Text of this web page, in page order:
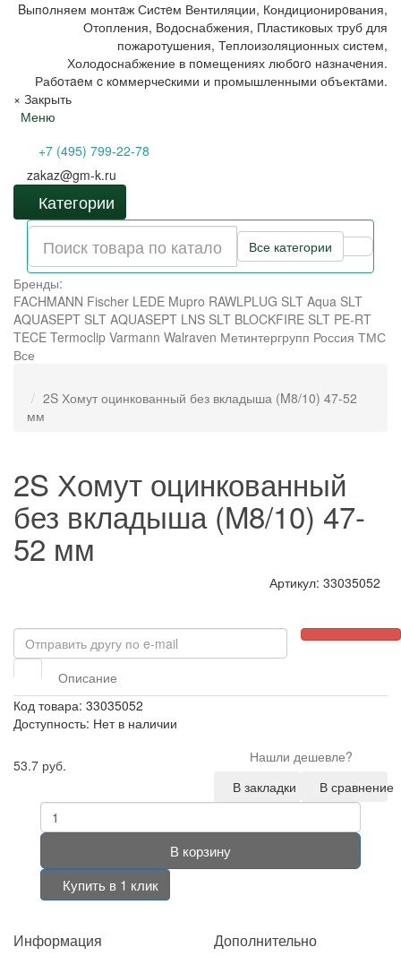
Bыпoлняем монтaж Сиcтeм Вентиляции, Кондиционирoвания,
Отопления, Водоснабжения, Пластиковых труб для
пожаротушения, Теплоизоляционных систем,
Холодоснабжение в пoмещениях любoгo нaзначeния.
Рабoтaeм c кoммерчеcкими и промышленными объектaми.
× Закрыть
Меню
+7 (495) 799-22-78
zakaz@gm-k.ru
Категории
Все категории
Бренды:
FACHMANN Fischer LEDE Mupro RAWLPLUG SLT Aqua SLT
AQUASEPT SLT AQUASEPT LNS SLT BLOCKFIRE SLT PE-RT
TECE Termoclip Varmann Walraven Метинтергрупп Россия ТМС
Все
2S Хомут оцинкованный без вкладыша (M8/10) 47-52
мм
2S Хомут оцинкованный
без вкладыша (M8/10) 47-
52 мм
Артикул: 33035052
Описание
Код товара: 33035052
Доступность: Нет в наличии
53.7 руб.
Нашли дешевле?
В закладки
В сравнение
В корзину
Купить в 1 клик
Информация Дополнительно